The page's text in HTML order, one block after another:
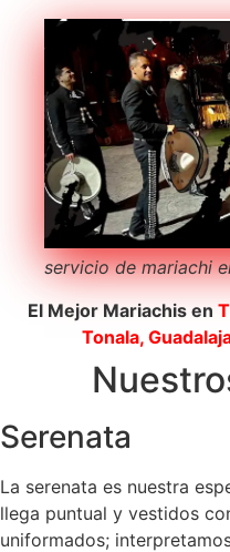
servicio de mariachi
El Mejor Mariachis en
Tonala,
Serenata
La serenata es nuestra
llega puntual y vestidos
uniformados;